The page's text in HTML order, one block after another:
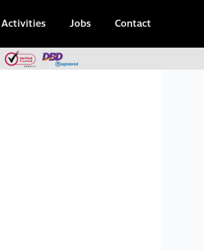
Activities Jobs Contact